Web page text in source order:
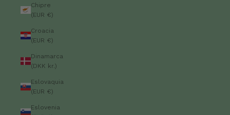
Chipre
(EUR €)
Croacia
(EUR €)
Dinamarca
(DKK kr.)
Eslovaquia
(EUR €)
Eslovenia